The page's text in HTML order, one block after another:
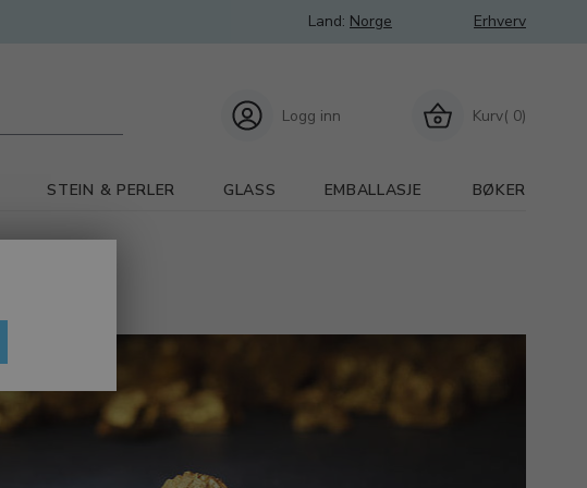
Land: Norge Erhverv
Kurv( 0)
Logg inn
STEIN & PERLER GLASS EMBALLASJE BØKER